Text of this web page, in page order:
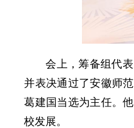
会上，筹备组代
并表决通过了安徽师
葛建国当选为主任。
校发展。